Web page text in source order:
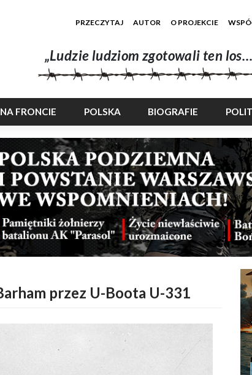
PRZECZYTAJ AUTOR O PROJEKCIE
„Ludzie ludziom zgotowali ten
NA FRONCIE POLSKA BIOGRAFIE
przez U-Boota U-331